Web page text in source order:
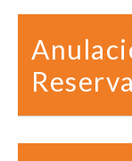
Reserva